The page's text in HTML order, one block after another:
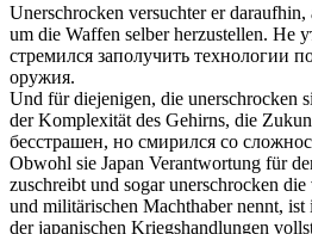
Unerschrocken versuchter er
um die Waffen selber herzustellen. Не
стремился заполучить технологии
оружия.
Und für diejenigen, die unerschrocken
der Komplexität des Gehirns, die
бесстрашен, но смирился со
Obwohl sie Japan Verantwortung für
zuschreibt und sogarunerschrocken die
und militärischen Machthaber nennt, ist
der japanischen Kriegshandlungen